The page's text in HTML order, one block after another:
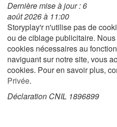
Rencontres et témoignages
Contes d'ici et d'ailleurs
Autour de la lecture
Apprendre à lire
Livre audio
Dernière mise à jour : 6
août 2026 à 11:00
Storyplay'r n'utilise pas de
ou de ciblage publicitaire.
cookies nécessaires au
naviguant sur notre site, vous
cookies. Pour en savoir plus,
Privée.
Déclaration CNIL 1896899